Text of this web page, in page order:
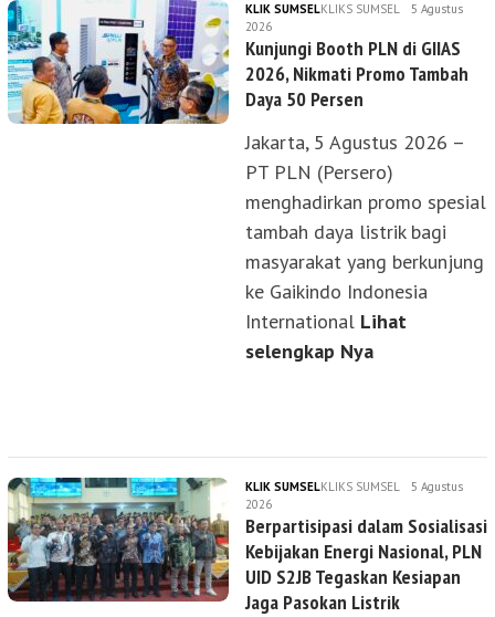
KLIK SUMSELKLIKS SUMSEL
5 Agustus
2026
Kunjungi Booth PLN di GIIAS
2026, Nikmati Promo Tambah
Daya 50 Persen
Jakarta, 5 Agustus 2026 –
PT PLN (Persero)
menghadirkan promo spesial
tambah daya listrik bagi
masyarakat yang berkunjung
ke Gaikindo Indonesia
International Lihat
selengkap Nya
KLIK SUMSELKLIKS SUMSEL
5 Agustus
2026
Berpartisipasi dalam Sosialisasi
Kebijakan Energi Nasional, PLN
UID S2JB Tegaskan Kesiapan
Jaga Pasokan Listrik